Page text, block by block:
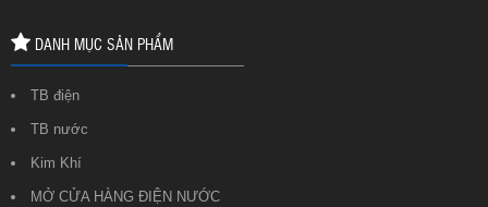
DANH MỤC SẢN PHẨM
TB điện
TB nước
Kim Khí
MỞ CỬA HÀNG ĐIỆN NƯỚC